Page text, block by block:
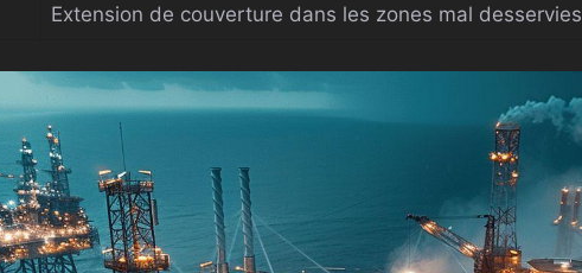
Extension de couverture dans les zones mal desservies